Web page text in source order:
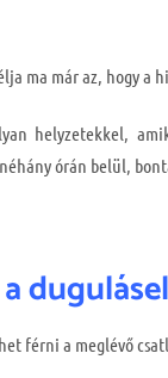
ma már az, hogy a
helyzetekkel,
órán belül,
férni a meglévő